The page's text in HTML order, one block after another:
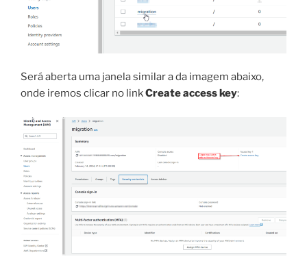
Será aberta uma janela similar a da imagem abaixo,
onde iremos clicar no linkCreate access key: